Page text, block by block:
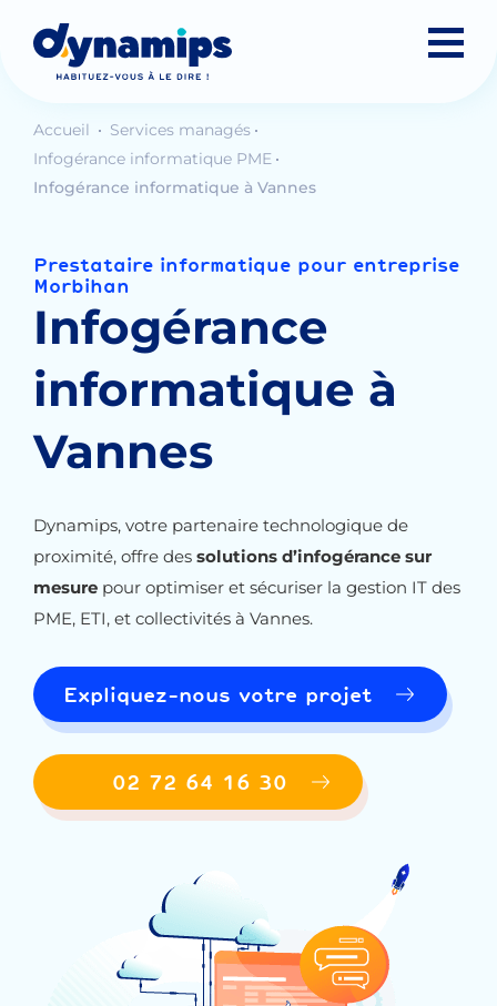
Accueil
Services managés
Infogérance informatique PME
Infogérance informatique à Vannes
Prestataire informatique pour entreprise
Morbihan
Infogérance
informatique à
Vannes
Dynamips, votre partenaire technologique de
proximité, offre des solutions d’infogérance sur
mesure pour optimiser et sécuriser la gestion IT des
PME, ETI, et collectivités à Vannes.
Expliquez-nous votre projet
02 72 64 16 30